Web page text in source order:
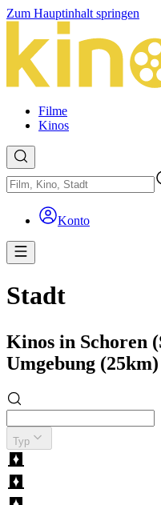
Zum Hauptinhalt springen
Filme
Kinos
Konto
Stadt
Kinos in Schoren
Umgebung (25km)
Typ